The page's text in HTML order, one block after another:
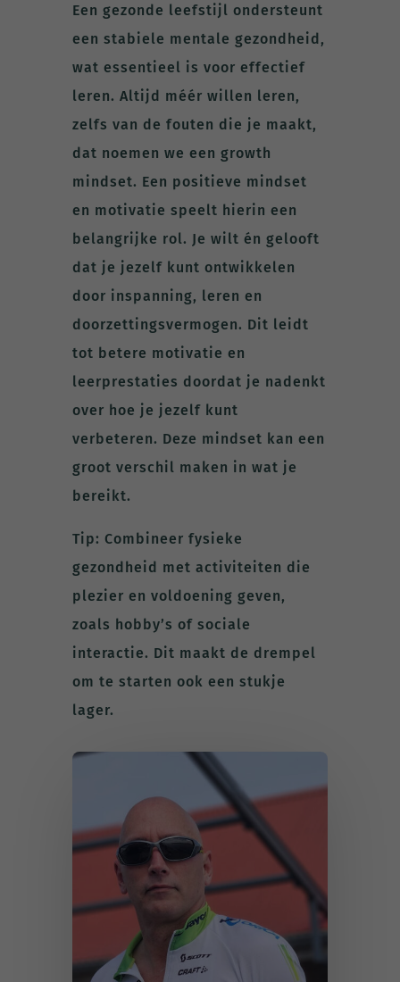
Een gezonde leefstijl ondersteunt
een stabiele mentale gezondheid,
wat essentieel is voor effectief
leren. Altijd méér willen leren,
zelfs van de fouten die je maakt,
dat noemen we een growth
mindset. Een positieve mindset
en motivatie speelt hierin een
belangrijke rol. Je wilt én gelooft
dat je jezelf kunt ontwikkelen
door inspanning, leren en
doorzettingsvermogen. Dit leidt
tot betere motivatie en
leerprestaties doordat je nadenkt
over hoe je jezelf kunt
verbeteren. Deze mindset kan een
groot verschil maken in wat je
bereikt.
Tip: Combineer fysieke
gezondheid met activiteiten die
plezier en voldoening geven,
zoals hobby’s of sociale
interactie. Dit maakt de drempel
om te starten ook een stukje
lager.